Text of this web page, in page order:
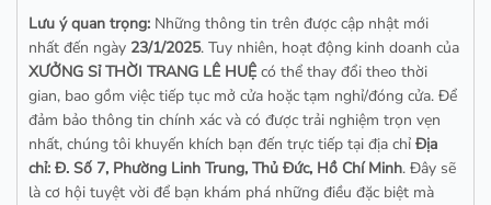
Lưu ý quan trọng: Những thông tin trên được cập nhật mới
nhất đến ngày 23/1/2025. Tuy nhiên, hoạt động kinh doanh của
XƯỞNG Sỉ THỜI TRANG LÊ HUỆ có thể thay đổi theo thời
gian, bao gồm việc tiếp tục mở cửa hoặc tạm nghỉ/đóng cửa. Để
đảm bảo thông tin chính xác và có được trải nghiệm trọn vẹn
nhất, chúng tôi khuyến khích bạn đến trực tiếp tại địa chỉ Địa
chỉ: Đ. Số 7, Phường Linh Trung, Thủ Đức, Hồ Chí Minh. Đây sẽ
là cơ hội tuyệt vời để bạn khám phá những điều đặc biệt mà